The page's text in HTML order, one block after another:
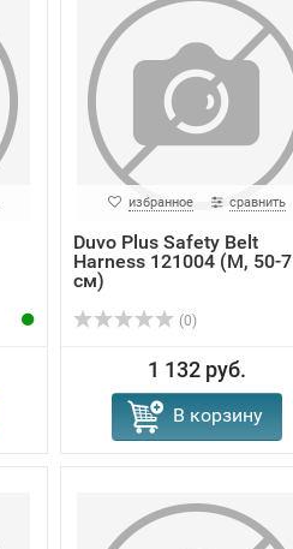
избранное сравнить
Duvo Plus Safety Belt
Harness 121004 (M, 50-
см)
(0)
1 132 руб.
В корзину